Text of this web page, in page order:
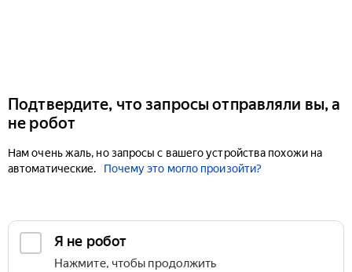
Подтвердите, что запросы отправляли вы, а
не робот
Нам очень жаль, но запросы с вашего устройства похожи на
автоматические.
Почему это могло произойти?